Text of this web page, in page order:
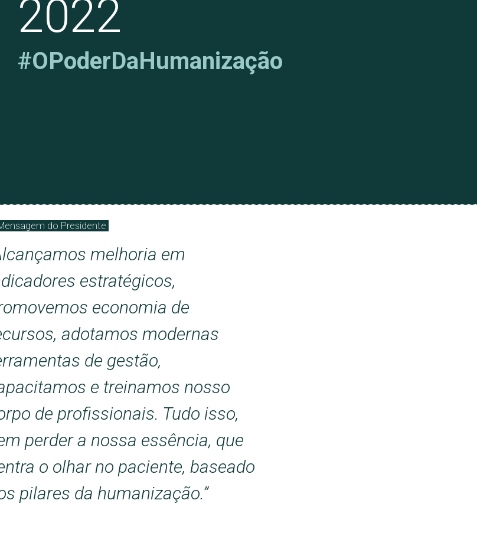
2022
#OPoderDaHumanização
do Presidente
melhoria em
estratégicos,
economia de
adotamos modernas
de gestão,
e treinamos nosso
de profissionais. Tudo isso,
perder a nossa essência, que
o olhar no paciente, baseado
pilares da humanização.”